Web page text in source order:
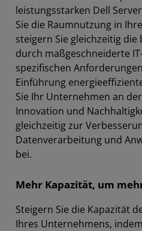
leistungsstarken Dell
Sie die Raumnutzung in
steigern Sie gleichzeitig
durch maßgeschneiderte
spezifischen
Einführung
Sie Ihr Unternehmen an
Innovation und
gleichzeitig zur
Datenverarbeitung und
bei.
Mehr Kapazität, um
Steigern Sie die Kapazität
Ihres Unternehmens,